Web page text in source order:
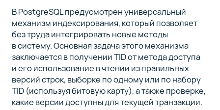
В PostgreSQL предусмотрен универсальный
механизм индексирования, который позволяет
без труда интегрировать новые методы
в систему. Основная задача этого механизма
заключается в получении TID от метода доступа
и его использование в чтении из правильных
версий строк, выборке по одному или по набору
TID (используя битовую карту), а также проверке,
какие версии доступны для текущей транзакции.